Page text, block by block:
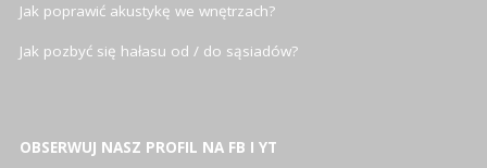
Jak poprawić akustykę we wnętrzach?
Jak pozbyć się hałasu od / do sąsiadów?
OBSERWUJ NASZ PROFIL NA FB I YT